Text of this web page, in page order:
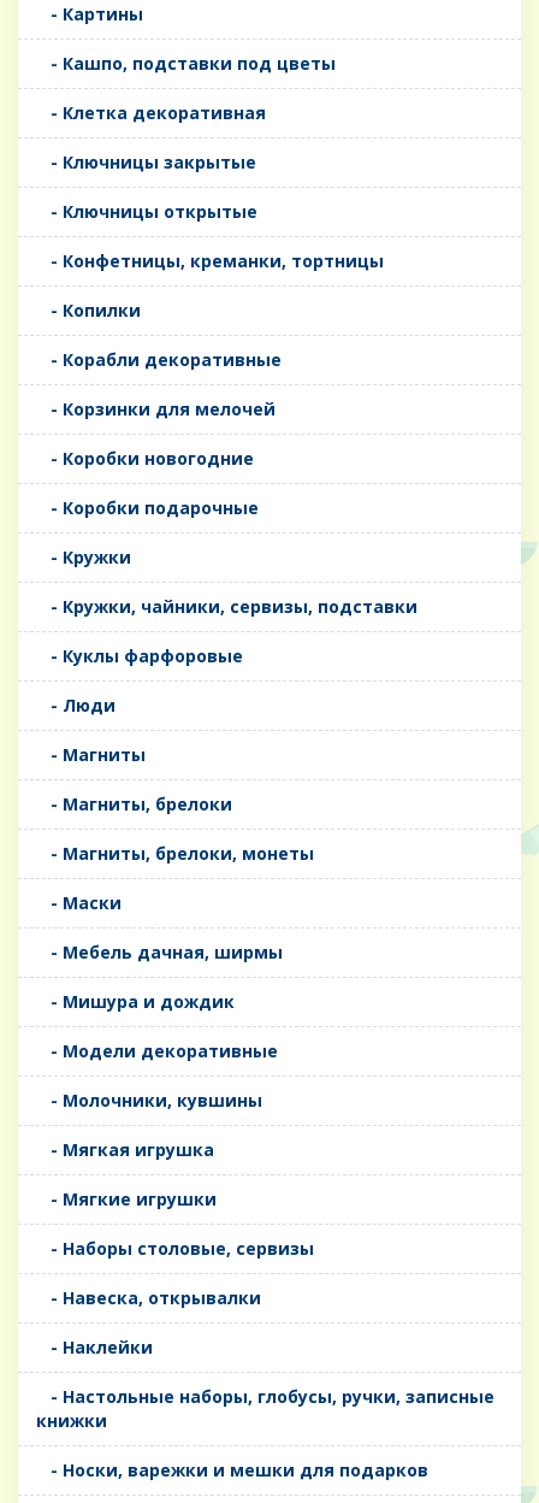
- Картины
- Кашпо, подставки под цветы
- Клетка декоративная
- Ключницы закрытые
- Ключницы открытые
- Конфетницы, креманки, тортницы
- Копилки
- Корабли декоративные
- Корзинки для мелочей
- Коробки новогодние
- Коробки подарочные
- Кружки
- Кружки, чайники, сервизы, подставки
- Куклы фарфоровые
- Люди
- Магниты
- Магниты, брелоки
- Магниты, брелоки, монеты
- Маски
- Мебель дачная, ширмы
- Мишура и дождик
- Модели декоративные
- Молочники, кувшины
- Мягкая игрушка
- Мягкие игрушки
- Наборы столовые, сервизы
- Навеска, открывалки
- Наклейки
- Настольные наборы, глобусы, ручки, записные
книжки
- Носки, варежки и мешки для подарков